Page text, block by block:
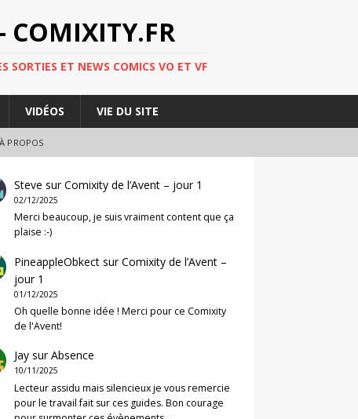
COMIXITY.FR
SORTIES ET NEWS COMICS VO ET VF
VIDÉOS VIE DU SITE
À PROPOS
Steve surComixity de l’Avent – jour 1
02/12/2025
Merci beaucoup, je suis vraiment content que ça
plaise :-)
PineappleObkect surComixity de l’Avent –
jour 1
01/12/2025
Oh quelle bonne idée ! Merci pour ce Comixity
de l'Avent!
Jay surAbsence
10/11/2025
Lecteur assidu mais silencieux je vous remercie
pour le travail fait sur ces guides. Bon courage